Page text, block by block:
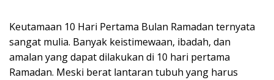
n
L
e
n
Keutamaan 10 Hari Pertama Bulan Ramadan ternyata
sangat mulia. Banyak keistimewaan, ibadah, dan
amalan yang dapat dilakukan di 10 hari pertama
Ramadan. Meski berat lantaran tubuh yang harus